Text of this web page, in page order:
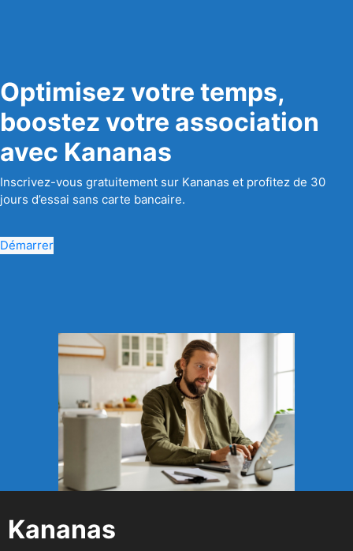
Optimisez votre temps,
boostez votre association
avec Kananas
Inscrivez-vous gratuitement sur Kananas et profitez de 30
jours d’essai sans carte bancaire.
Démarrer
Kananas